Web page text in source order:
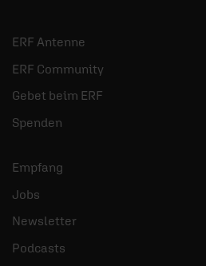
ERF Antenne
ERF Community
Gebet beim ERF
Spenden
Empfang
Jobs
Newsletter
Podcasts